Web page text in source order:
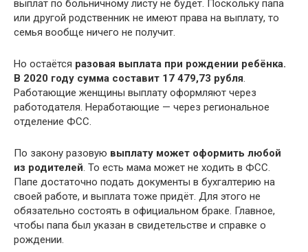
выплат по больничному листу не будет. Поскольку папа
или другой родственник не имеют права на выплату, то
семья вообще ничего не получит.
Но остаётся разовая выплата при рождении ребёнка.
В 2020 году сумма составит 17 479,73 рубля.
Работающие женщины выплату оформляют через
работодателя. Неработающие — через региональное
отделение ФСС.
По закону разовую выплату может оформить любой
из родителей. То есть мама может не ходить в ФСС.
Папе достаточно подать документы в бухгалтерию на
своей работе, и выплата тоже придёт. Для этого не
обязательно состоять в официальном браке. Главное,
чтобы папа был указан в свидетельстве и справке о
рождении.